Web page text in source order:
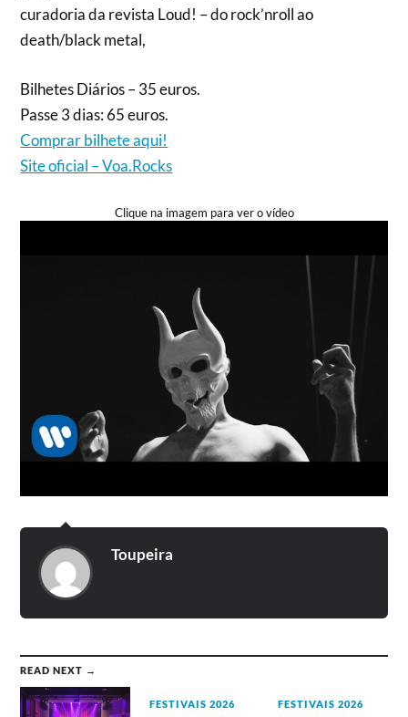
curadoria da revista Loud! – do rock’nroll ao
death/black metal,
Bilhetes Diários – 35 euros.
Passe 3 dias: 65 euros.
Comprar bilhete aqui!
Site oficial – Voa.Rocks
Clique na imagem para ver o vídeo
Toupeira
READ NEXT →
FESTIVAIS 2026 FESTIVAIS 2026